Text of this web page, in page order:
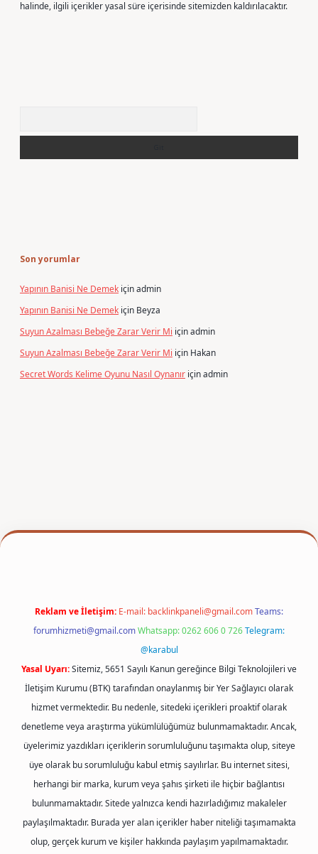
halinde, ilgili içerikler yasal süre içerisinde sitemizden kaldırılacaktır.
Son yorumlar
Yapının Banisi Ne Demek içinadmin
Yapının Banisi Ne Demek için Beyza
Suyun Azalması Bebeğe Zarar Verir Mi içinadmin
Suyun Azalması Bebeğe Zarar Verir Mi için Hakan
Secret Words Kelime Oyunu Nasıl Oynanır içinadmin
Reklam ve İletişim: E-mail: backlinkpaneli@gmail.comTeams:
forumhizmeti@gmail.comWhatsapp: 0262 606 0 726Telegram:
@karabul
Yasal Uyarı:Sitemiz, 5651 Sayılı Kanun gereğince Bilgi Teknolojileri ve
İletişim Kurumu (BTK) tarafından onaylanmış bir Yer Sağlayıcı olarak
hizmet vermektedir. Bu nedenle, sitedeki içerikleri proaktif olarak
denetleme veya araştırma yükümlülüğümüz bulunmamaktadır. Ancak,
üyelerimiz yazdıkları içeriklerin sorumluluğunu taşımakta olup, siteye
üye olarak bu sorumluluğu kabul etmiş sayılırlar. Bu internet sitesi,
herhangi bir marka, kurum veya şahıs şirketi ile hiçbir bağlantısı
bulunmamaktadır. Sitede yalnızca kendi hazırladığımız makaleler
paylaşılmaktadır. Burada yer alan içerikler haber niteliği taşımamakta
olup, gerçek kurum ve kişiler hakkında paylaşım yapılmamaktadır.